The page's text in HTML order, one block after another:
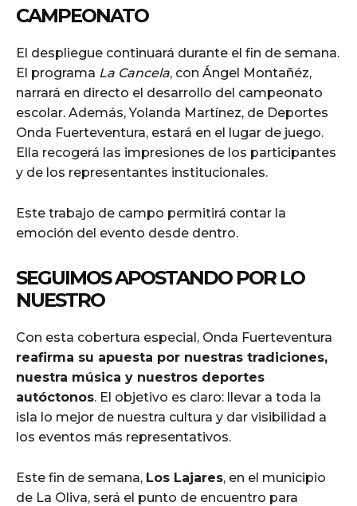
CAMPEONATO
El despliegue continuará durante el fin de semana.
El programa La Cancela, con Ángel Montañéz,
narrará en directo el desarrollo del campeonato
escolar. Además, Yolanda Martínez, de Deportes
Onda Fuerteventura, estará en el lugar de juego.
Ella recogerá las impresiones de los participantes
y de los representantes institucionales.
Este trabajo de campo permitirá contar la
emoción del evento desde dentro.
SEGUIMOS APOSTANDO POR LO
NUESTRO
Con esta cobertura especial, Onda Fuerteventura
reafirma su apuesta por nuestras tradiciones,
nuestra música y nuestros deportes
autóctonos. El objetivo es claro: llevar a toda la
isla lo mejor de nuestra cultura y dar visibilidad a
los eventos más representativos.
Este fin de semana, Los Lajares, en el municipio
de La Oliva, será el punto de encuentro para